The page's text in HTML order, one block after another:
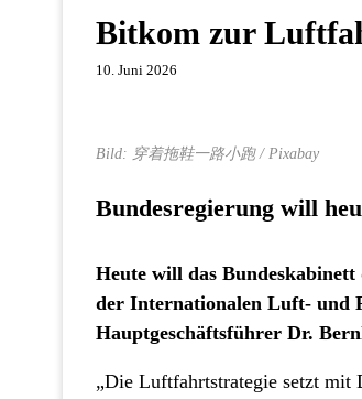
Bitkom zur
10. Juni 2026
Bild: 穿着拖鞋一路小跑 / Pixabay
Bundesregierung will
Heute will das
der Internationalen Luft- und
Hauptgeschäftsführer Dr.
„Die Luftfahrtstrategie setzt